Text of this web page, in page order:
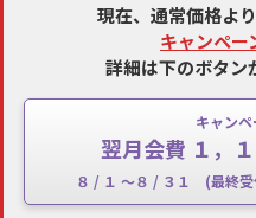
現在、通常価格よ
キャンペー
詳細は下のボタン
キャン
翌月会費 １，
８ / １ ～８ / ３１ (最終